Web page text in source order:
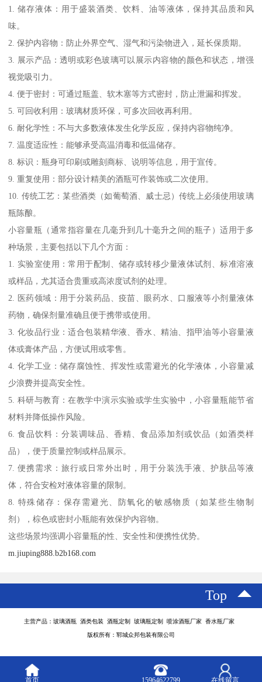
1. 储存液体：用于盛装酒类、饮料、油等液体，保持其品质和风
味。
2. 保护内容物：防止外界空气、湿气和污染物进入，延长保质期。
3. 展示产品：透明或彩色玻璃可以展示内容物的颜色和状态，增强
视觉吸引力。
4. 便于密封：可通过瓶盖、软木塞等方式密封，防止泄漏和挥发。
5. 可回收利用：玻璃材质环保，可多次回收再利用。
6. 耐化学性：不与大多数液体发生化学反应，保持内容物纯净。
7. 温度适应性：能够承受高温消毒和低温储存。
8. 标识：瓶身可印刷或雕刻商标、说明等信息，用于宣传。
9. 重复使用：部分设计精美的酒瓶可作装饰或二次使用。
10. 传统工艺：某些酒类（如葡萄酒、威士忌）传统上必须使用玻璃
瓶陈酿。
小容量瓶（通常指容量在几毫升到几十毫升之间的瓶子）适用于多
种场景，主要包括以下几个方面：
1. 实验室使用：常用于配制、储存或转移少量液体试剂、标准溶液
或样品，尤其适合贵重或高浓度试剂的处理。
2. 医药领域：用于分装药品、疫苗、眼药水、口服液等小剂量液体
药物，确保剂量准确且便于携带或使用。
3. 化妆品行业：适合包装精华液、香水、精油、指甲油等小容量液
体或膏体产品，方便试用或零售。
4. 化学工业：储存腐蚀性、挥发性或需避光的化学液体，小容量减
少浪费并提高安全性。
5. 科研与教育：在教学中演示实验或学生实验中，小容量瓶能节省
材料并降低操作风险。
6. 食品饮料：分装调味品、香精、食品添加剂或饮品（如酒类样
品），便于质量控制或样品展示。
7. 便携需求：旅行或日常外出时，用于分装洗手液、护肤品等液
体，符合安检对液体容量的限制。
8. 特殊储存：保存需避光、防氧化的敏感物质（如某些生物制
剂），棕色或密封小瓶能有效保护内容物。
这些场景均强调小容量瓶的性、安全性和便携性优势。
m.jiuping888.b2b168.com
Top
主营产品：玻璃酒瓶 酒类包装 酒瓶定制 玻璃瓶定制 喷涂酒瓶厂家 香水瓶厂家
版权所有：郓城众邦包装有限公司
首页 15964622799 在线留言